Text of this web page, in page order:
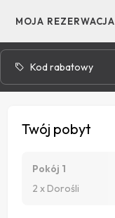
MOJA REZERWACJA
Kod rabatowy
23 24
Twój pobyt
Pokój 1
2 x Dorośli